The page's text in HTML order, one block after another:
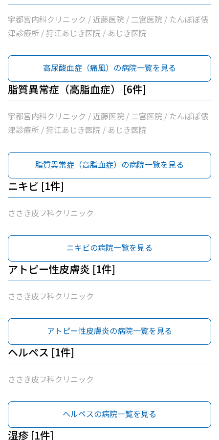
宇都宮内科クリニック / 近藤医院 / 二宮医院 / たんぽぽ俵
津診療所 / 狩江あじき医院 / あじき医院
高尿酸血症（痛風）の病院一覧を見る
脂質異常症（高脂血症） [6件]
宇都宮内科クリニック / 近藤医院 / 二宮医院 / たんぽぽ俵
津診療所 / 狩江あじき医院 / あじき医院
脂質異常症（高脂血症）の病院一覧を見る
ニキビ [1件]
ささき皮フ科クリニック
ニキビの病院一覧を見る
アトピー性皮膚炎 [1件]
ささき皮フ科クリニック
アトピー性皮膚炎の病院一覧を見る
ヘルペス [1件]
ささき皮フ科クリニック
ヘルペスの病院一覧を見る
湿疹 [1件]